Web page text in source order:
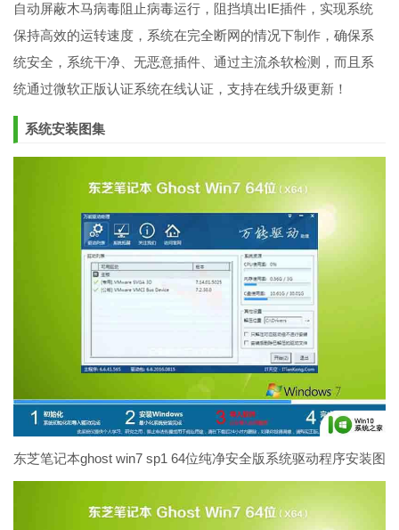
自动屏蔽木马病毒阻止病毒运行，阻挡填出IE插件，实现系统
保持高效的运转速度，系统在完全断网的情况下制作，确保系
统安全，系统干净、无恶意插件、通过主流杀软检测，而且系
统通过微软正版认证系统在线认证，支持在线升级更新！
系统安装图集
东芝笔记本ghost win7 sp1 64位纯净安全版系统驱动程序安装图